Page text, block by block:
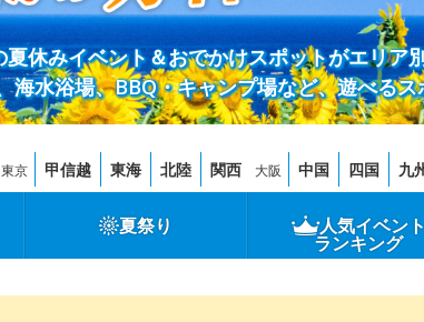
休みイベント＆おでかけスポットがエリア
海水浴場、BBQ・キャンプ場など、遊べる
東京 甲信越 東海 北陸 関西 大阪 中国 四国 九
夏祭り 人気イベント
ランキング